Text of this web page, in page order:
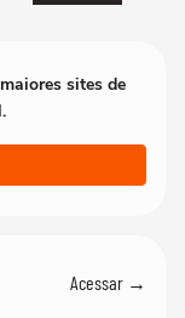
sites de
Acessar →